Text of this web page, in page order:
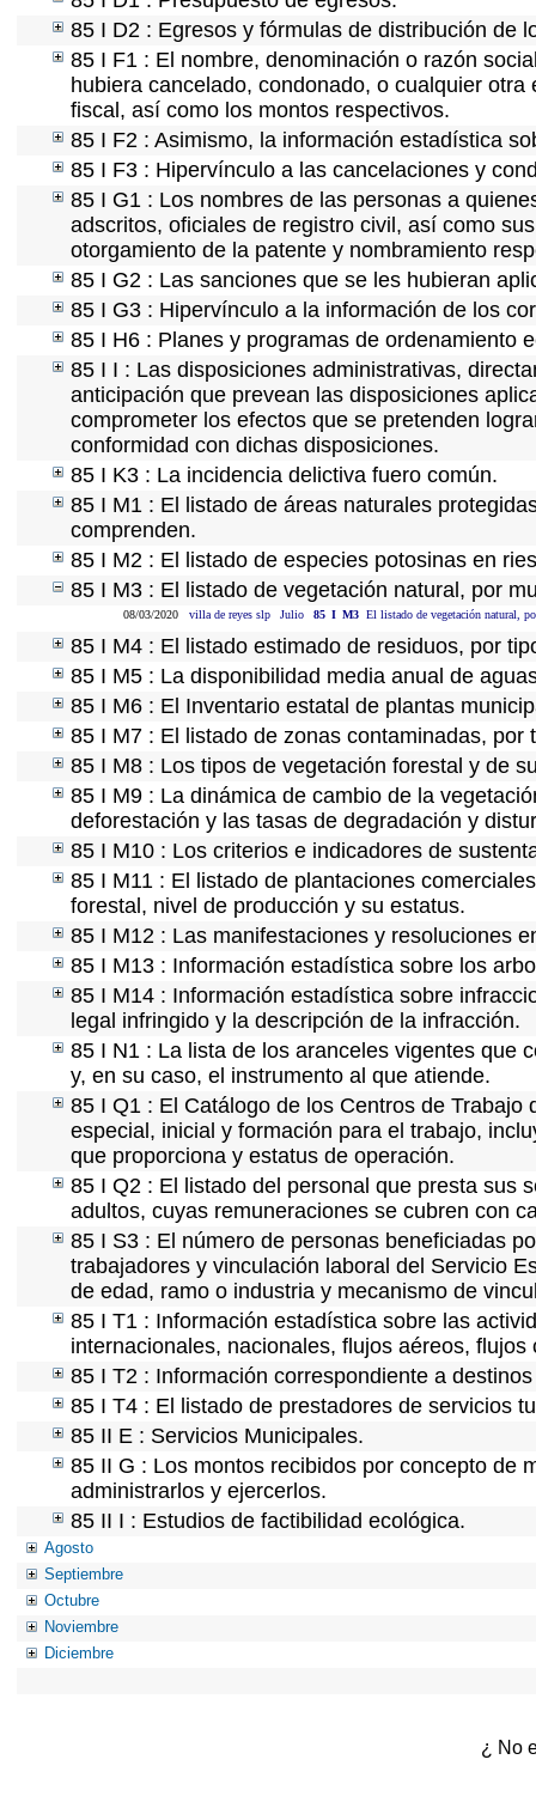
85 I D2 : Egresos y fórmulas de distribución de
85 I F1 : El nombre, denominación o razón
hubiera cancelado, condonado, o cualquier
fiscal, así como los montos respectivos.
85 I F2 : Asimismo, la información estadística
85 I F3 : Hipervínculo a las cancelaciones y
85 I G1 : Los nombres de las personas a
adscritos, oficiales de registro civil, así como
otorgamiento de la patente y nombramiento
85 I G2 : Las sanciones que se les hubieran
85 I G3 : Hipervínculo a la información de los
85 I H6 : Planes y programas de ordenamiento
85 I I : Las disposiciones administrativas,
anticipación que prevean las disposiciones
comprometer los efectos que se pretenden
conformidad con dichas disposiciones.
85 I K3 : La incidencia delictiva fuero común.
85 I M1 : El listado de áreas naturales
comprenden.
85 I M2 : El listado de especies potosinas en
85 I M3 : El listado de vegetación natural, por
08/03/2020 villa de reyes slp Julio 85 I M3 El listado de vegetación natural,
85 I M4 : El listado estimado de residuos, por
85 I M5 : La disponibilidad media anual de
85 I M6 : El Inventario estatal de plantas
85 I M7 : El listado de zonas contaminadas,
85 I M8 : Los tipos de vegetación forestal y de
85 I M9 : La dinámica de cambio de la
deforestación y las tasas de degradación y
85 I M10 : Los criterios e indicadores de
85 I M11 : El listado de plantaciones
forestal, nivel de producción y su estatus.
85 I M12 : Las manifestaciones y resoluciones
85 I M13 : Información estadística sobre los
85 I M14 : Información estadística sobre
legal infringido y la descripción de la infracción.
85 I N1 : La lista de los aranceles vigentes que
y, en su caso, el instrumento al que atiende.
85 I Q1 : El Catálogo de los Centros de
especial, inicial y formación para el trabajo,
que proporciona y estatus de operación.
85 I Q2 : El listado del personal que presta sus
adultos, cuyas remuneraciones se cubren con
85 I S3 : El número de personas beneficiadas
trabajadores y vinculación laboral del Servicio
de edad, ramo o industria y mecanismo de
85 I T1 : Información estadística sobre las
internacionales, nacionales, flujos aéreos, flujos
85 I T2 : Información correspondiente a
85 I T4 : El listado de prestadores de servicios
85 II E : Servicios Municipales.
85 II G : Los montos recibidos por concepto de
administrarlos y ejercerlos.
85 II I : Estudios de factibilidad ecológica.
Agosto
Septiembre
Octubre
Noviembre
Diciembre
¿ No